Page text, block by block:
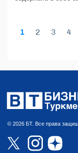
1 2 3 4
© 2026 БТ. Все права